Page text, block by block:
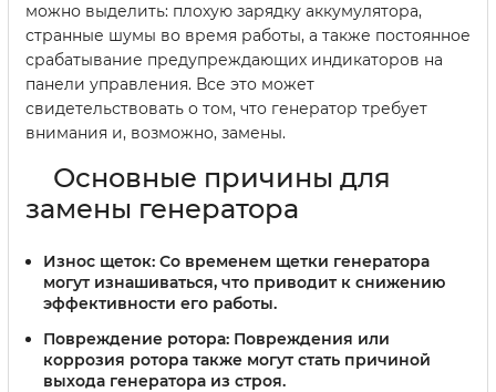
можно выделить: плохую зарядку аккумулятора,
странные шумы во время работы, а также постоянное
срабатывание предупреждающих индикаторов на
панели управления. Все это может
свидетельствовать о том, что генератор требует
внимания и, возможно, замены.
Основные причины для
замены генератора
Износ щеток: Со временем щетки генератора
могут изнашиваться, что приводит к снижению
эффективности его работы.
Повреждение ротора: Повреждения или
коррозия ротора также могут стать причиной
выхода генератора из строя.